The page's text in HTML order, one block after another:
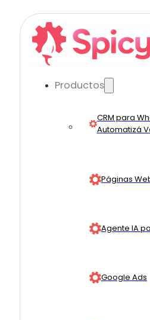
Productos
CRM para
Automatizá
Páginas
Agente IA
Google Ads